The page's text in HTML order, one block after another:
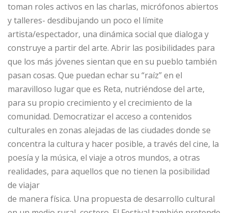
toman roles activos en las charlas, micrófonos abiertos
y talleres- desdibujando un poco el límite
artista/espectador, una dinámica social que dialoga y
construye a partir del arte. Abrir las posibilidades para
que los más jóvenes sientan que en su pueblo también
pasan cosas. Que puedan echar su “raíz” en el
maravilloso lugar que es Reta, nutriéndose del arte,
para su propio crecimiento y el crecimiento de la
comunidad. Democratizar el acceso a contenidos
culturales en zonas alejadas de las ciudades donde se
concentra la cultura y hacer posible, a través del cine, la
poesía y la música, el viaje a otros mundos, a otras
realidades, para aquellos que no tienen la posibilidad
de viajar
de manera física. Una propuesta de desarrollo cultural